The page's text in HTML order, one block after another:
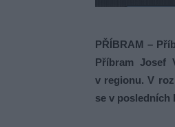
PŘÍBRAM –
Příbram Josef
v regionu. V
se v posledních